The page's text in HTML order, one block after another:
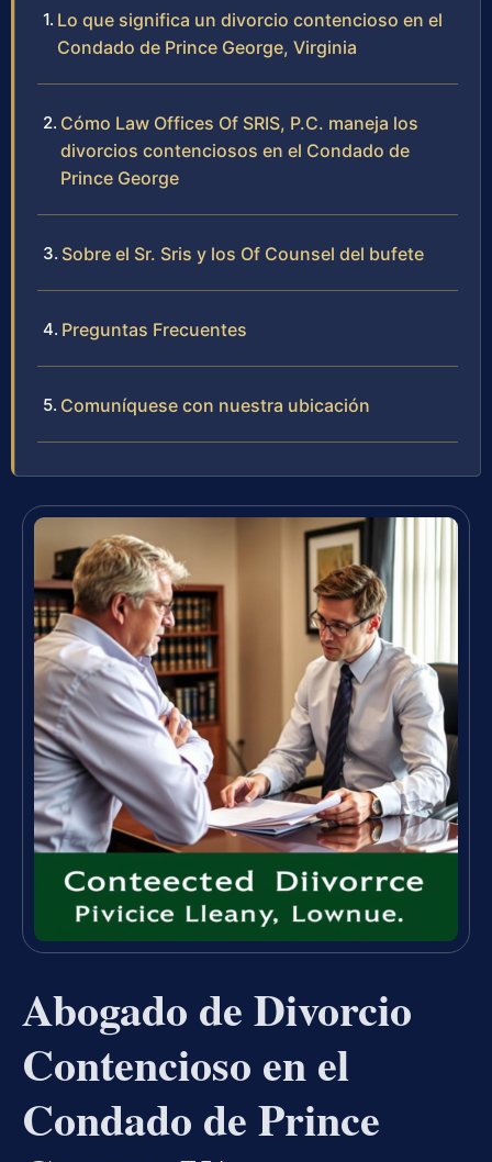
Lo que significa un divorcio contencioso en el
Condado de Prince George, Virginia
Cómo Law Offices Of SRIS, P.C. maneja los
divorcios contenciosos en el Condado de
Prince George
Sobre el Sr. Sris y los Of Counsel del bufete
Preguntas Frecuentes
Comuníquese con nuestra ubicación
Abogado de Divorcio
Contencioso en el
Condado de Prince